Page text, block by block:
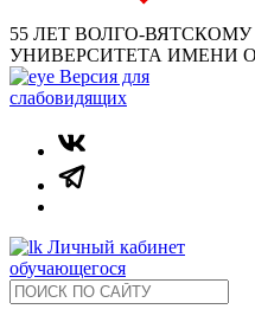
55 ЛЕТ ВОЛГО-
УНИВЕРСИТЕТА ИМЕНИ
Версия для
слабовидящих
Личный кабинет
обучающегося